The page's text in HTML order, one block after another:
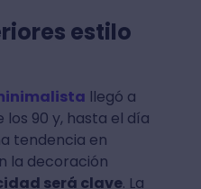
estilo
llegó a
los 90 y, hasta el día
tendencia en
la decoración
será clave. La